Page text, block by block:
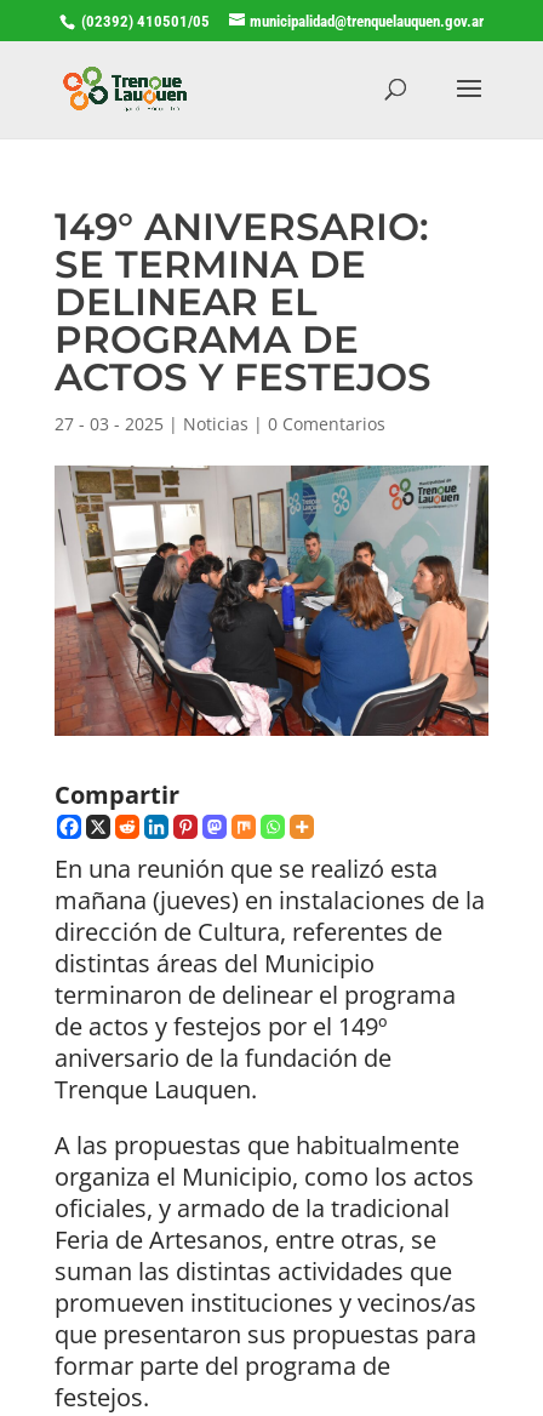
(02392) 410501/05 municipalidad@trenquelauquen.gov.ar
149° ANIVERSARIO:
SE TERMINA DE
DELINEAR EL
PROGRAMA DE
ACTOS Y FESTEJOS
27 - 03 - 2025| Noticias | 0 Comentarios
Compartir
En una reunión que se realizó esta
mañana (jueves) en instalaciones de la
dirección de Cultura, referentes de
distintas áreas del Municipio
terminaron de delinear el programa
de actos y festejos por el 149º
aniversario de la fundación de
Trenque Lauquen.
A las propuestas que habitualmente
organiza el Municipio, como los actos
oficiales, y armado de la tradicional
Feria de Artesanos, entre otras, se
suman las distintas actividades que
promueven instituciones y vecinos/as
que presentaron sus propuestas para
formar parte del programa de
festejos.